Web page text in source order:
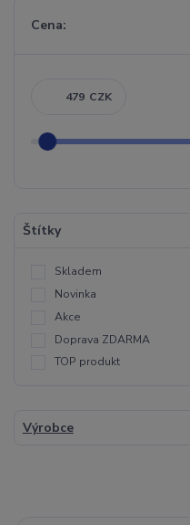
Cena:
CZK
Štítky
Skladem
Novinka
Akce
Doprava ZDARMA
TOP produkt
Výrobce